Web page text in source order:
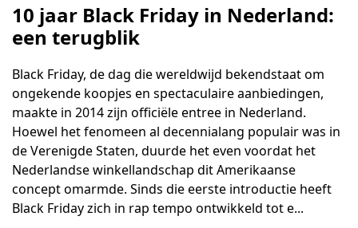
10 jaar Black Friday in Nederland:
een terugblik
Black Friday, de dag die wereldwijd bekendstaat om
ongekende koopjes en spectaculaire aanbiedingen,
maakte in 2014 zijn officiële entree in Nederland.
Hoewel het fenomeen al decennialang populair was in
de Verenigde Staten, duurde het even voordat het
Nederlandse winkellandschap dit Amerikaanse
concept omarmde. Sinds die eerste introductie heeft
Black Friday zich in rap tempo ontwikkeld tot e...